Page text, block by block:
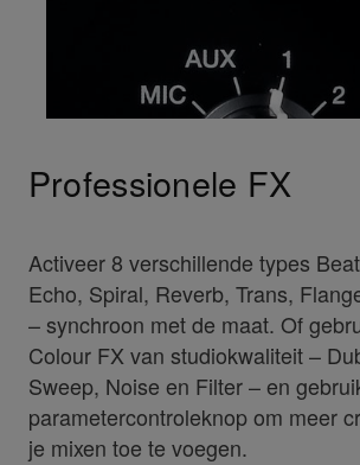
Professionele FX
Activeer 8 verschillende types
Echo, Spiral, Reverb, Trans,
– synchroon met de maat. Of
Colour FX van studiokwaliteit –
Sweep, Noise en Filter – en
parametercontroleknop om meer
je mixen toe te voegen.